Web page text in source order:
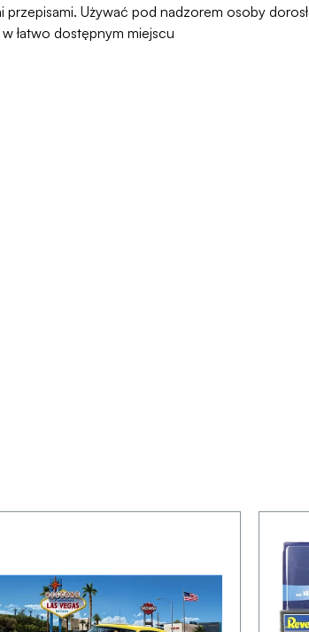
Używać pod nadzorem osoby
łatwo dostępnym miejscu